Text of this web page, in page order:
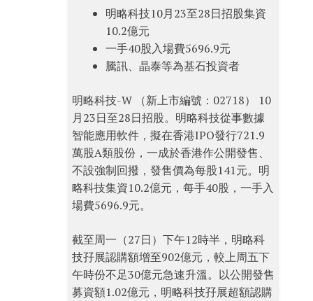
明略科技10月23至28日招股集資
10.2億元
一手40股入場費5696.9元
騰訊、晶泰等為基石投資者
明略科技-W （新上市編號：02718） 10
月23日至28日招股。明略科技從事數據
智能應用軟件，擬在香港IPO發行721.9
萬股A類股份，一成於香港作公開發售、
不設強制回撥，發售價為每股141元。明
略科技集資10.2億元，每手40股，一手入
場費5696.9元。
截至周一（27日）下午12時半，明略科
技孖展認購額增至902億元，較上周五下
午時份不足30億元急速升溫。以公開發售
募資額1.02億元，明略科技孖展超額認購